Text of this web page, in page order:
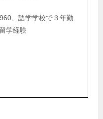
、語学学校で３年勤
学経験